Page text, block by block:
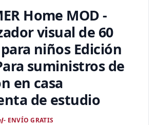
Home MOD -
visual de 60
niños Edición
suministros de
en casa
de estudio
- ENVÍO GRATIS